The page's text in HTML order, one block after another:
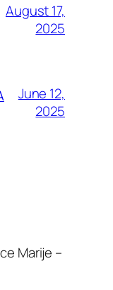
August 17,
2025
June 12,
2025
Marije –